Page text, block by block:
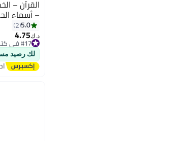
– أسماء
5.0
2
د.ك‏4.75
#17 في كتب دينية
#17 في كتب دينية
لك رصيد